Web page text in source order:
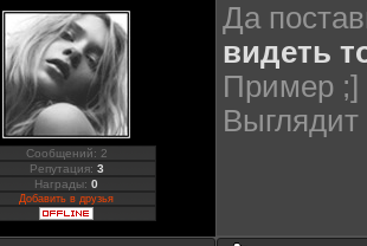
Сообщений: 2
Репутация: 3
Награды:0
Добавить в друзья
Да
видеть
Пример